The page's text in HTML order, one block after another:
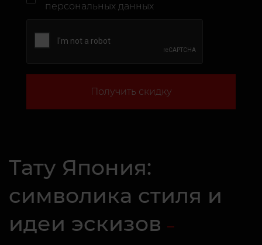
персональных данных
Получить скидку
Тату Япония:
символика стиля и
идеи эскизов